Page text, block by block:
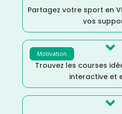
Partagez votre sport en
vos
Motivation 
Trouvez les courses
interactive et
